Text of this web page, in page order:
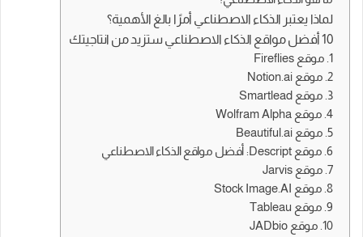
لماذا يعتبر الذكاء الاصطناعي أمرًا بالغ الأهمية؟
10 أفضل مواقع الذكاء الاصطناعي ستزيد من انتاجيتك
1. موقع Fireflies
2. موقع Notion.ai
3. موقع Smartlead
4. موقع Wolfram Alpha
5. موقع Beautiful.ai
6. موقع Descript: أفضل مواقع الذكاء الاصطناعي
7. موقع Jarvis
8. موقع Stock Image.AI
9. موقع Tableau
10. موقع JADbio